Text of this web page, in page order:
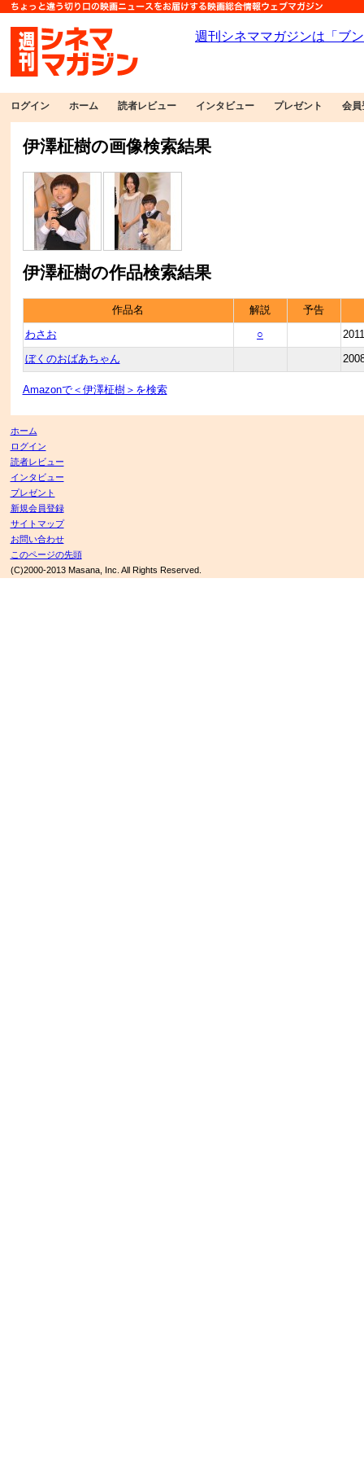
ログイン ホーム 読者レビュー インタビュー プレゼント 会員
伊澤柾樹の画像検索結果
伊澤柾樹の作品検索結果
作品名 解説 予告
わさお ○ 2011
ぼくのおばあちゃん
Amazonで＜伊澤柾樹＞を検索
ホーム
ログイン
読者レビュー
インタビュー
プレゼント
新規会員登録
サイトマップ
お問い合わせ
このページの先頭
(C)2000-2013 Masana, Inc. All Rights Reserved.